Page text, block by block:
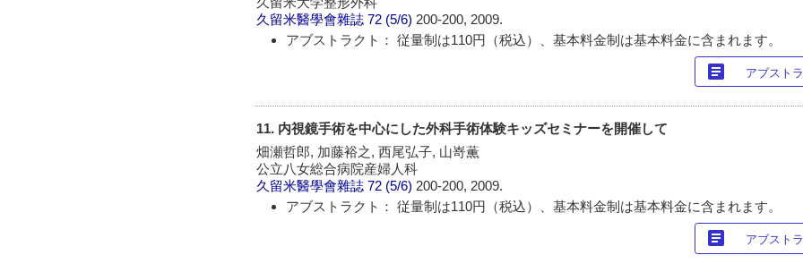
久留米醫學會雜誌 72 (5/6) 200-200, 2009.
アブストラクト： 従量制は110円（税込）、基本料金制は基本料金に含まれます。
article アブスト
11. 内視鏡手術を中心にした外科手術体験キッズセミナーを開催して
畑瀬哲郎, 加藤裕之, 西尾弘子, 山嵜薫
公立八女総合病院産婦人科
久留米醫學會雜誌 72 (5/6) 200-200, 2009.
アブストラクト： 従量制は110円（税込）、基本料金制は基本料金に含まれます。
article アブスト